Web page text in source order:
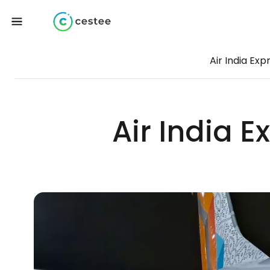
Air India
Air India